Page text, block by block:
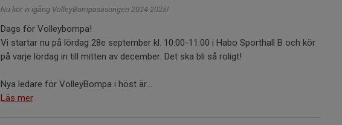
Nu kör vi igång VolleyBompasäsongen 2024-2025!
Dags för Volleybompa!
Vi startar nu på lördag 28e september kl. 10:00-11:00 i Habo Sporthall B och kör
på varje lördag in till mitten av december. Det ska bli så roligt!
Nya ledare för VolleyBompa i höst är...
Läs mer